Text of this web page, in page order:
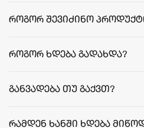
როგორ შევიძინო
როგორ ხდება გადახდა?
განვადება თუ გაქვთ?
რამდენ ხანში ხდება